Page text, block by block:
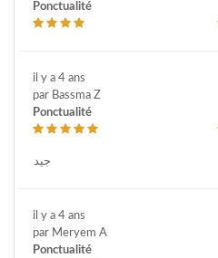
Ponctualité
il y a 4 ans
par Bassma Z
Ponctualité
جيد
il y a 4 ans
par Meryem A
Ponctualité